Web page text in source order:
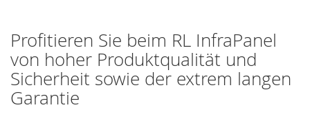
Profitieren Sie beim RL InfraPanel
von hoher Produktqualität und
Sicherheit sowie der extrem langen
Garantie